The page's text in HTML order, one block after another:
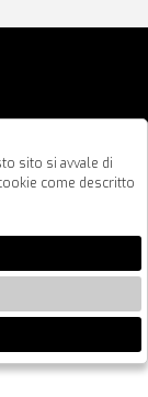
sito si avvale di
come descritto